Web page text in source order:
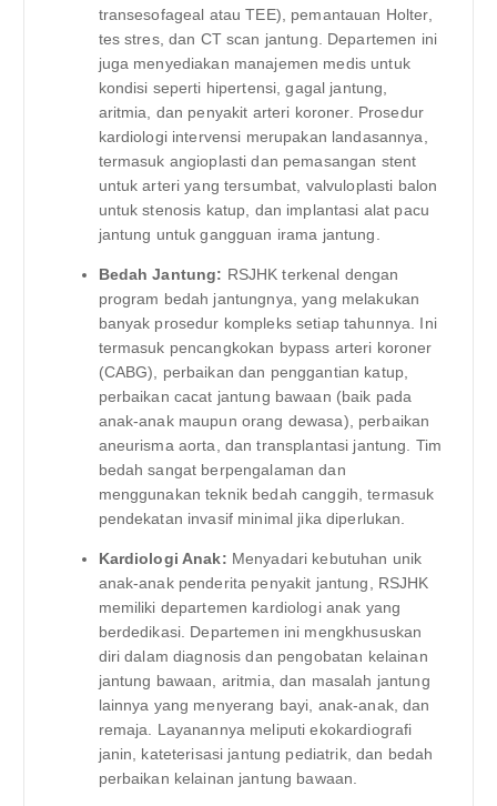
transesofageal atau TEE), pemantauan Holter,
tes stres, dan CT scan jantung. Departemen ini
juga menyediakan manajemen medis untuk
kondisi seperti hipertensi, gagal jantung,
aritmia, dan penyakit arteri koroner. Prosedur
kardiologi intervensi merupakan landasannya,
termasuk angioplasti dan pemasangan stent
untuk arteri yang tersumbat, valvuloplasti balon
untuk stenosis katup, dan implantasi alat pacu
jantung untuk gangguan irama jantung.
Bedah Jantung: RSJHK terkenal dengan
program bedah jantungnya, yang melakukan
banyak prosedur kompleks setiap tahunnya. Ini
termasuk pencangkokan bypass arteri koroner
(CABG), perbaikan dan penggantian katup,
perbaikan cacat jantung bawaan (baik pada
anak-anak maupun orang dewasa), perbaikan
aneurisma aorta, dan transplantasi jantung. Tim
bedah sangat berpengalaman dan
menggunakan teknik bedah canggih, termasuk
pendekatan invasif minimal jika diperlukan.
Kardiologi Anak: Menyadari kebutuhan unik
anak-anak penderita penyakit jantung, RSJHK
memiliki departemen kardiologi anak yang
berdedikasi. Departemen ini mengkhususkan
diri dalam diagnosis dan pengobatan kelainan
jantung bawaan, aritmia, dan masalah jantung
lainnya yang menyerang bayi, anak-anak, dan
remaja. Layanannya meliputi ekokardiografi
janin, kateterisasi jantung pediatrik, dan bedah
perbaikan kelainan jantung bawaan.